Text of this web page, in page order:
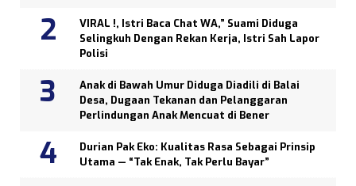
VIRAL !, Istri Baca Chat WA,” Suami Diduga
Selingkuh Dengan Rekan Kerja, Istri Sah Lapor
Polisi
Anak di Bawah Umur Diduga Diadili di Balai
Desa, Dugaan Tekanan dan Pelanggaran
Perlindungan Anak Mencuat di Bener
Durian Pak Eko: Kualitas Rasa Sebagai Prinsip
Utama — “Tak Enak, Tak Perlu Bayar”